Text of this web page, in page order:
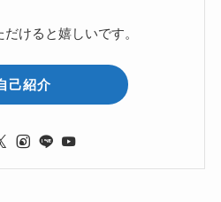
けると嬉しいです。
己紹介